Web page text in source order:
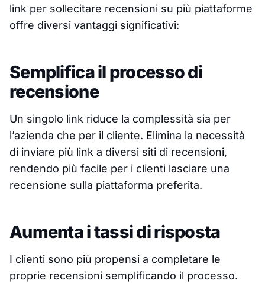
link per sollecitare recensioni su più piattaforme
offre diversi vantaggi significativi:
Semplifica il processo di
recensione
Un singolo link riduce la complessità sia per
l’azienda che per il cliente. Elimina la necessità
di inviare più link a diversi siti di recensioni,
rendendo più facile per i clienti lasciare una
recensione sulla piattaforma preferita.
Aumenta i tassi di risposta
I clienti sono più propensi a completare le
proprie recensioni semplificando il processo.